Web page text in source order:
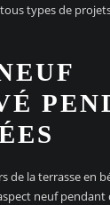
types de
de la terrasse en
neuf pendant